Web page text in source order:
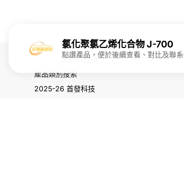
氯化聚氯乙烯化合物 J-700
點讚產品，便於後續查看、對比及聯系
尋找產品及供應商
產品類別搜索
2025-26 首發科技